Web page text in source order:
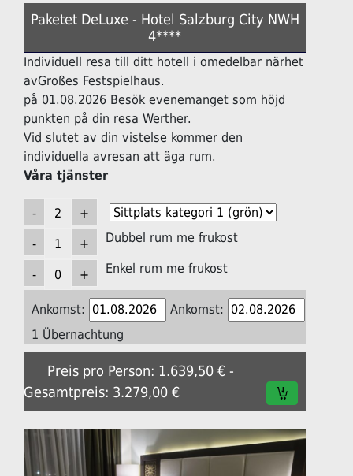
Paketet DeLuxe - Hotel Salzburg City NWH
4****
Individuell resa till ditt hotell i omedelbar närhet
avGroßes Festspielhaus.
på 01.08.2026 Besök evenemanget som höjd
punkten på din resa Werther.
Vid slutet av din vistelse kommer den
individuella avresan att äga rum.
Våra tjänster
Dubbel rum me frukost
Enkel rum me frukost
Ankomst:
Ankomst:
1 Übernachtung
Preis pro Person: 1.639,50 € -
Gesamtpreis: 3.279,00 €